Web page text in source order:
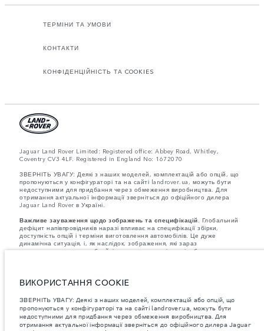
ТЕРМІНИ ТА УМОВИ
КОНТАКТИ
КОНФІДЕНЦІЙНІСТЬ ТА COOKIES
Jaguar Land Rover Limited: Registered office: Abbey Road, Whitley,
Coventry CV3 4LF. Registered in England No: 1672070
ЗВЕРНІТЬ УВАГУ: Деякі з наших моделей, комплектацій або опцій, що
пропонуються у конфігураторі та на сайті landrover.ua, можуть бути
недоступними для придбання через обмеження виробництва. Для
отримання актуальної інформації зверніться до офіційного дилера
Jaguar Land Rover в Україні.
Важливе зауваження щодо зображень та специфікацій. Глобальний
дефіцит напівпровідників наразі впливає на специфікації збірки,
доступність опцій і терміни виготовлення автомобілів. Це дуже
динамічна ситуація, і, як наслідок, зображення, які зараз
використовуються на вебсайті, можуть не повністю відображати
характеристики, дизайн і виробництво своїх автомобілів, деталей та
аксесуарів, зміни відбуваються постійно, і ми залишаємо за собою
право вносити зміни без попереднього повідомлення. Деякі функції
можуть відрізнятися від додаткових до стандартних для різних років
моделі. Інформація, технічні характеристики, двигуни і кольори на
ВИКОРИСТАННЯ COOKIE
ЗВЕРНІТЬ УВАГУ: Деякі з наших моделей, комплектацій або опцій, що
пропонуються у конфігураторі та на сайті landrover.ua, можуть бути
недоступними для придбання через обмеження виробництва. Для
отримання актуальної інформації зверніться до офіційного дилера Jaguar